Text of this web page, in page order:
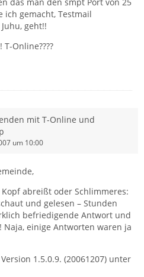
ich gemacht, Testmail
geht!!
Online????
mit T-Online und
um 10:00
abreißt oder Schlimmeres:
und gelesen – Stunden
befriedigende Antwort und
einige Antworten waren ja
1.5.0.9. (20061207) unter